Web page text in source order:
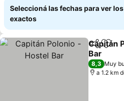
Seleccioná las fechas para ver
exactos
Compartir
Capitán
Bar
Ver
8,3 Muy
a 1.2 km